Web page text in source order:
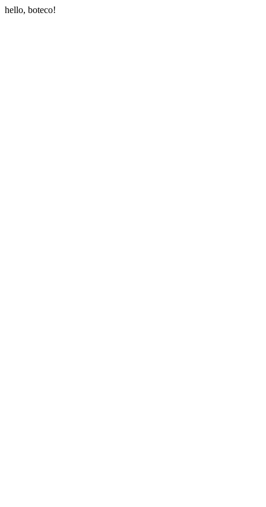
hello, boteco!